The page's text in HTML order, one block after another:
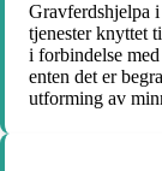
Gravferdshjelpa
tjenester knyttet
i forbindelse
enten det er
utforming av